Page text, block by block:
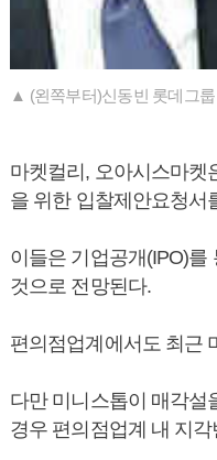
▲ (왼쪽부터)신동빈 롯데그
마켓컬리, 오아시스마켓
을 위한 입찰제안요청서
이들은 기업공개(IPO)를
것으로 전망된다.
편의점업계에서도 최근
다만 미니스톱이 매각설
경우 편의점업계 내 지